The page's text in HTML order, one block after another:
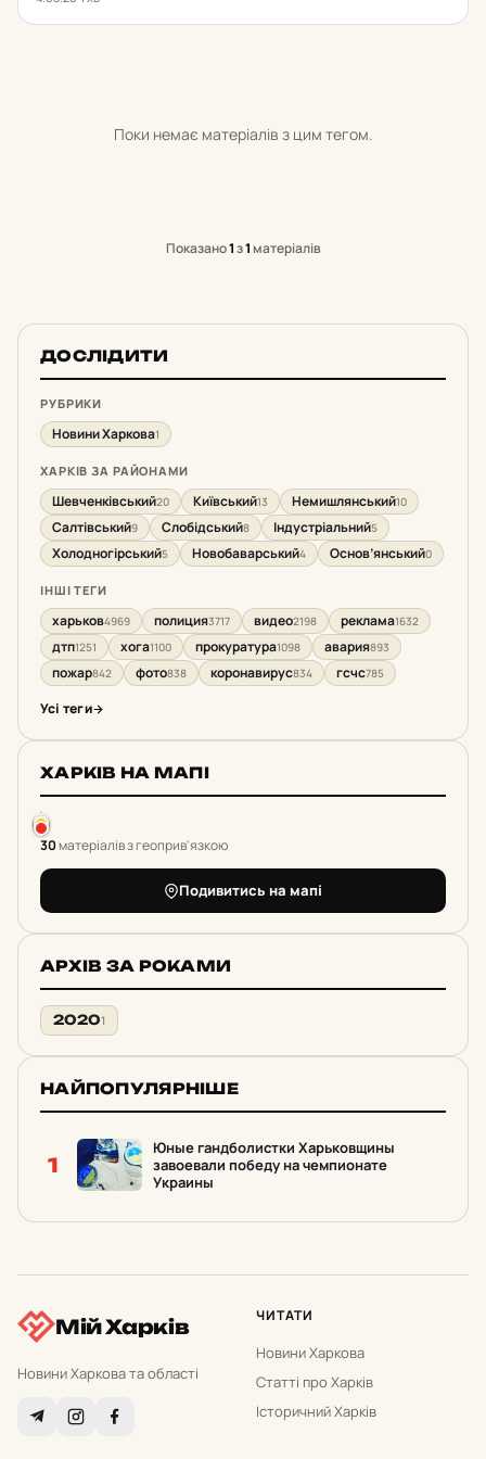
Поки немає матеріалів з цим тегом.
Показано1з1матеріалів
ДОСЛІДИТИ
РУБРИКИ
Новини Харкова1
ХАРКІВ ЗА РАЙОНАМИ
Шевченківський20 Київський13 Немишлянський10
Салтівський9 Слобідський8 Індустріальний5
Холодногірський5 Новобаварський4 Основ’янський0
ІНШІ ТЕГИ
харьков4969 полиция3717 видео2198 реклама1632
дтп1251 хога1100 прокуратура1098 авария893
пожар842 фото838 коронавирус834 гсчс785
Усі теги
ХАРКІВ НА МАПІ
30матеріалів з геоприв'язкою
Подивитись на мапі
АРХІВ ЗА РОКАМИ
20201
НАЙПОПУЛЯРНІШЕ
1
Юные гандболистки Харьковщины
завоевали победу на чемпионате
Украины
Мій Харків
Новини Харкова та області
ЧИТАТИ
Новини Харкова
Статті про Харків
Історичний Харків